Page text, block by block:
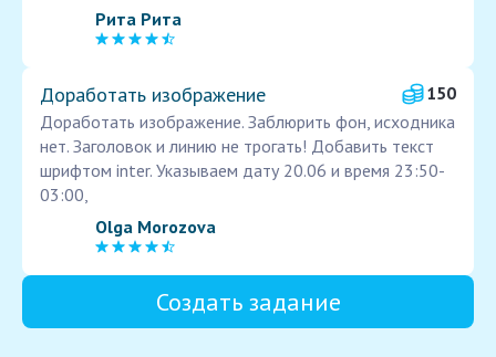
Рита Рита
Доработать изображение
150
Доработать изображение. Заблюрить фон, исходника
нет. Заголовок и линию не трогать! Добавить текст
шрифтом inter. Указываем дату 20.06 и время 23:50-
03:00,
Olga Morozova
Создать задание